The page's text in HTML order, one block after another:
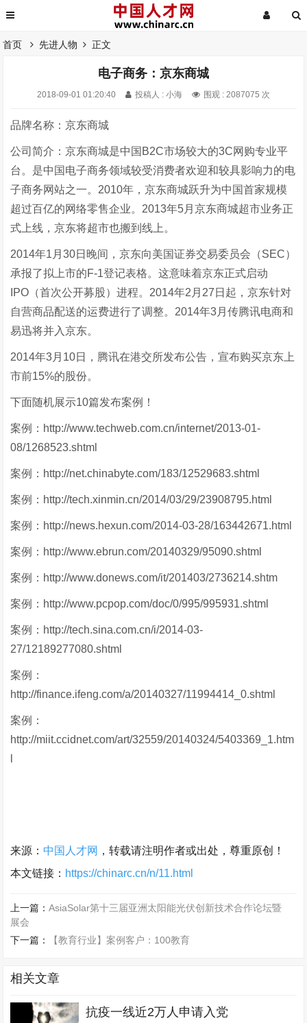
首页 先进人物 正文
电子商务：京东商城
2018-09-01 01:20:40 投稿人 : 小海 围观 : 2087075 次
品牌名称：京东商城
公司简介：京东商城是中国B2C市场较大的3C网购专业平
台。是中国电子商务领域较受消费者欢迎和较具影响力的电
子商务网站之一。2010年，京东商城跃升为中国首家规模
超过百亿的网络零售企业。2013年5月京东商城超市业务正
式上线，京东将超市也搬到线上。
2014年1月30日晚间，京东向美国证券交易委员会（SEC）
承报了拟上市的F-1登记表格。这意味着京东正式启动
IPO（首次公开募股）进程。2014年2月27日起，京东针对
自营商品配送的运费进行了调整。2014年3月传腾讯电商和
易迅将并入京东。
2014年3月10日，腾讯在港交所发布公告，宣布购买京东上
市前15%的股份。
下面随机展示10篇发布案例！
案例：http://www.techweb.com.cn/internet/2013-01-
08/1268523.shtml
案例：http://net.chinabyte.com/183/12529683.shtml
案例：http://tech.xinmin.cn/2014/03/29/23908795.html
案例：http://news.hexun.com/2014-03-28/163442671.html
案例：http://www.ebrun.com/20140329/95090.shtml
案例：http://www.donews.com/it/201403/2736214.shtm
案例：http://www.pcpop.com/doc/0/995/995931.shtml
案例：http://tech.sina.com.cn/i/2014-03-
27/12189277080.shtml
案例：
http://finance.ifeng.com/a/20140327/11994414_0.shtml
案例：
http://miit.ccidnet.com/art/32559/20140324/5403369_1.htm
来源： 中国人才网 ，转载请注明作者或出处，尊重原创！
本文链接： https://chinarc.cn/n/11.html
上一篇：AsiaSolar第十三届亚洲太阳能光伏创新技术合作论坛暨
展会
下一篇：
【教育行业】案例客户：100教育
相关文章
抗疫一线近2万人申请入党